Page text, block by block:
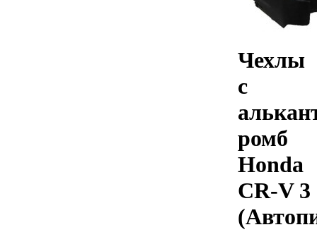
Чехлы
с
ромб
Honda
CR-V 3